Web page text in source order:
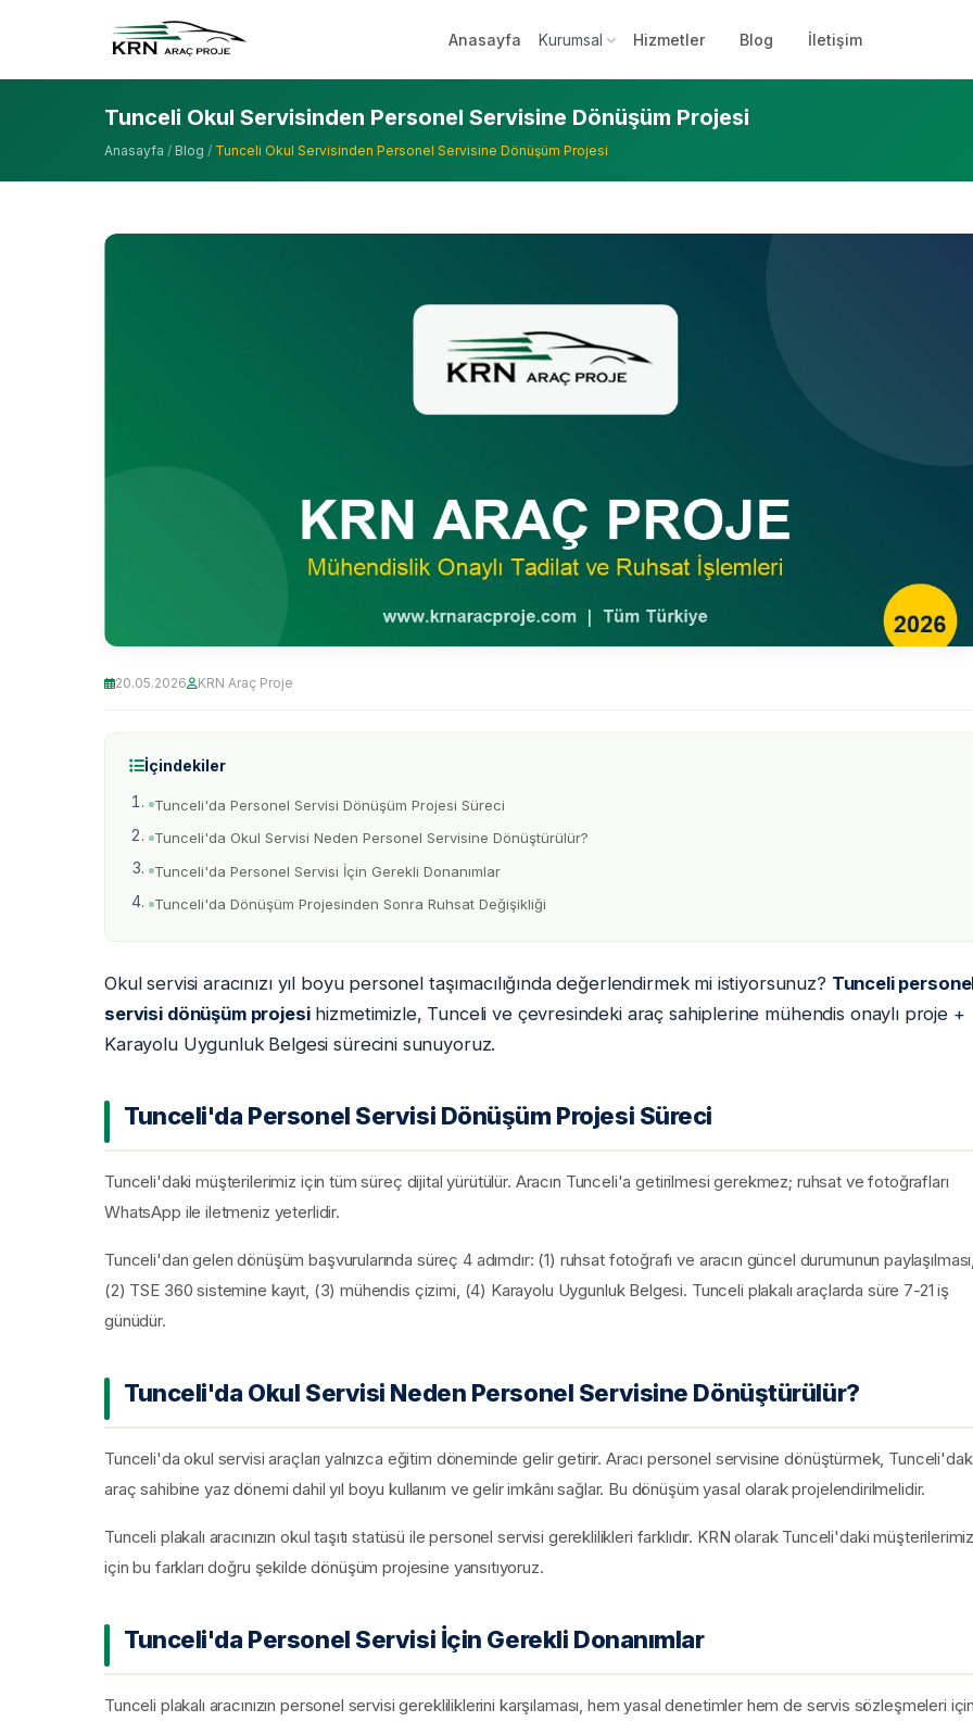
Anasayfa Kurumsal Hizmetler Blog İletişim
Tunceli Okul Servisinden Personel Servisine Dönüşüm Projesi
Anasayfa / Blog / Tunceli Okul Servisinden Personel Servisine Dönüşüm Projesi
20.05.2026 KRN Araç Proje
İçindekiler
Tunceli'da Personel Servisi Dönüşüm Projesi Süreci
Tunceli'da Okul Servisi Neden Personel Servisine Dönüştürülür?
Tunceli'da Personel Servisi İçin Gerekli Donanımlar
Tunceli'da Dönüşüm Projesinden Sonra Ruhsat Değişikliği
Okul servisi aracınızı yıl boyu personel taşımacılığında değerlendirmek mi istiyorsunuz? Tunceli
servisi dönüşüm projesihizmetimizle, Tunceli ve çevresindeki araç sahiplerine mühendis onaylı proje +
Karayolu Uygunluk Belgesi sürecini sunuyoruz.
Tunceli'da Personel Servisi Dönüşüm Projesi Süreci
Tunceli'daki müşterilerimiz için tüm süreç dijital yürütülür. Aracın Tunceli'a getirilmesi gerekmez; ruhsat ve fotoğrafları
WhatsApp ile iletmeniz yeterlidir.
Tunceli'dan gelen dönüşüm başvurularında süreç 4 adımdır: (1) ruhsat fotoğrafı ve aracın güncel durumunun
(2) TSE 360 sistemine kayıt, (3) mühendis çizimi, (4) Karayolu Uygunluk Belgesi. Tunceli plakalı araçlarda süre 7-21 iş
günüdür.
Tunceli'da Okul Servisi Neden Personel Servisine Dönüştürülür?
Tunceli'da okul servisi araçları yalnızca eğitim döneminde gelir getirir. Aracı personel servisine dönüştürmek,
araç sahibine yaz dönemi dahil yıl boyu kullanım ve gelir imkânı sağlar. Bu dönüşüm yasal olarak projelendirilmelidir.
Tunceli plakalı aracınızın okul taşıtı statüsü ile personel servisi gereklilikleri farklıdır. KRN olarak Tunceli'daki
için bu farkları doğru şekilde dönüşüm projesine yansıtıyoruz.
Tunceli'da Personel Servisi İçin Gerekli Donanımlar
Tunceli plakalı aracınızın personel servisi gerekliliklerini karşılaması, hem yasal denetimler hem de servis sözleşmeleri